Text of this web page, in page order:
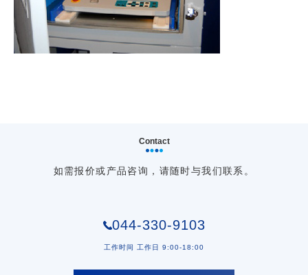
Contact
如需报价或产品咨询，请随时与我们联系。
044-330-9103
工作时间 工作日 9:00-18:00